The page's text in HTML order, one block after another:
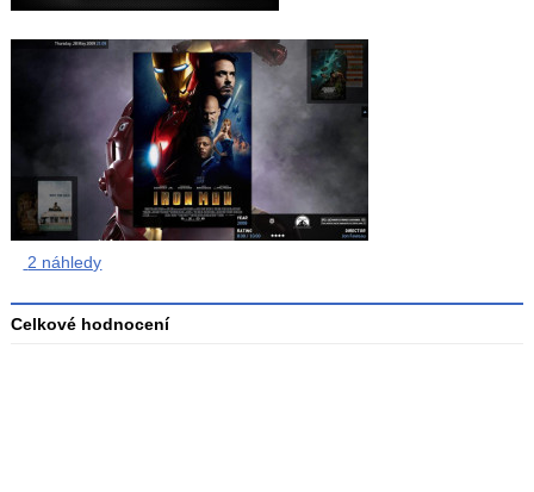
2 náhledy
Celkové hodnocení